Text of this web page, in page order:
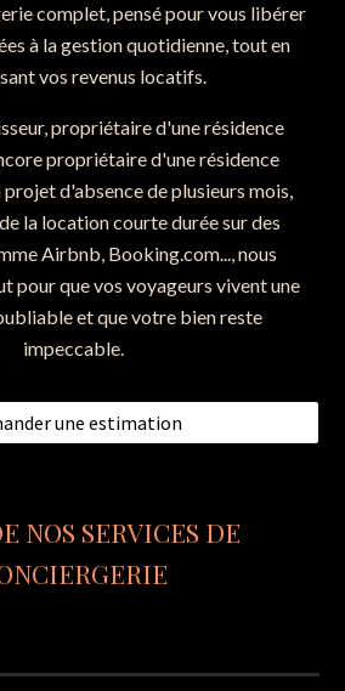
complet, pensé pour vous libérer
à la gestion quotidienne, tout en
vos revenus locatifs.
propriétaire d'une résidence
propriétaire d'une résidence
d'absence de plusieurs mois,
la location courte durée sur des
Airbnb, Booking.com..., nous
pour que vos voyageurs vivent une
et que votre bien reste
impeccable.
une estimation
NOS SERVICES DE